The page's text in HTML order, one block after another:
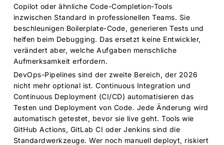
Copilot oder ähnliche Code-Completion-Tools
inzwischen Standard in professionellen Teams. Sie
beschleunigen Boilerplate-Code, generieren Tests und
helfen beim Debugging. Das ersetzt keine Entwickler,
verändert aber, welche Aufgaben menschliche
Aufmerksamkeit erfordern.
DevOps-Pipelines sind der zweite Bereich, der 2026
nicht mehr optional ist. Continuous Integration und
Continuous Deployment (CI/CD) automatisieren das
Testen und Deployment von Code. Jede Änderung wird
automatisch getestet, bevor sie live geht. Tools wie
GitHub Actions, GitLab CI oder Jenkins sind die
Standardwerkzeuge. Wer noch manuell deployt, riskiert